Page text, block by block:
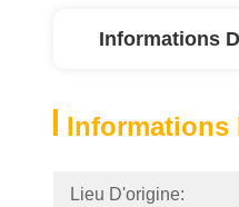
Informations
Informations
Lieu D'origine: